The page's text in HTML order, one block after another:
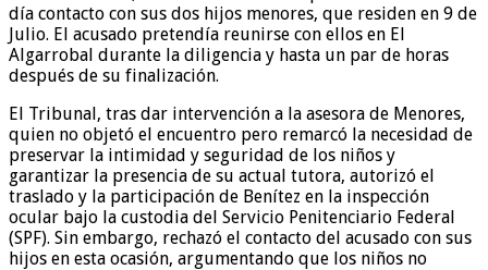
día contacto con sus dos hijos menores, que residen en 9 de
Julio. El acusado pretendía reunirse con ellos en El
Algarrobal durante la diligencia y hasta un par de horas
después de su finalización.
El Tribunal, tras dar intervención a la asesora de Menores,
quien no objetó el encuentro pero remarcó la necesidad de
preservar la intimidad y seguridad de los niños y
garantizar la presencia de su actual tutora, autorizó el
traslado y la participación de Benítez en la inspección
ocular bajo la custodia del Servicio Penitenciario Federal
(SPF). Sin embargo, rechazó el contacto del acusado con sus
hijos en esta ocasión, argumentando que los niños no